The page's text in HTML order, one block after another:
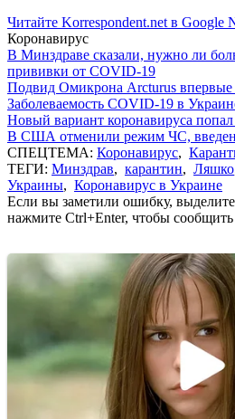
Читайте Korrespondent.net в Google
Коронавирус
В Минздраве сказали, нужно ли
прививки от COVID-19
Подвид Омикрона Arcturus впервые
Заболеваемость COVID-19 в
Новый вариант коронавируса
В США отменили режим ЧС,
СПЕЦТЕМА: Коронавирус,
ТЕГИ: Минздрав, карантин, Ляшко
Украины, Коронавирус в Украине
Если вы заметили ошибку,
нажмите Ctrl+Enter, чтобы